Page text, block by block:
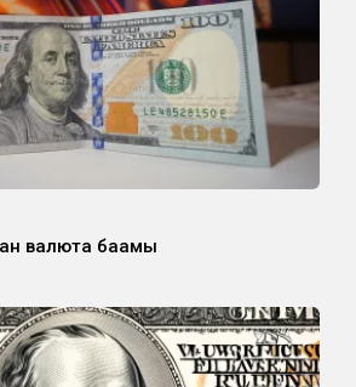
валюта бағамы